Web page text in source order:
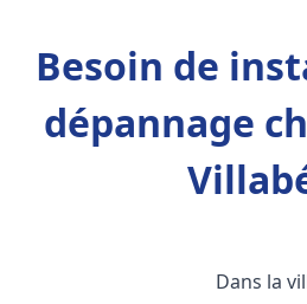
Besoin de
dépannage
Dans la